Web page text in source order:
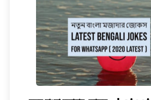
Whatsapp
and
Facebook
–
Download
Free
PDF